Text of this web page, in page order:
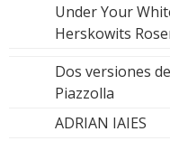
Under Your
Herskowits
Dos versiones
Piazzolla
ADRIAN IAIES